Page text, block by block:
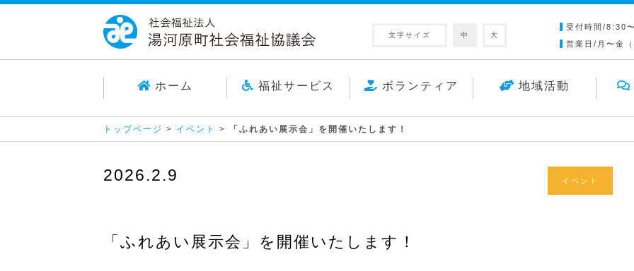
文字サイズ 中 大
受付時間/8:30
営業日/月〜金
ホーム 福祉サービス ボランティア 地域活動
トップページ > イベント > 「ふれあい展示会」を開催いたします！
2026.2.9 イベント
「ふれあい展示会」を開催いたします！